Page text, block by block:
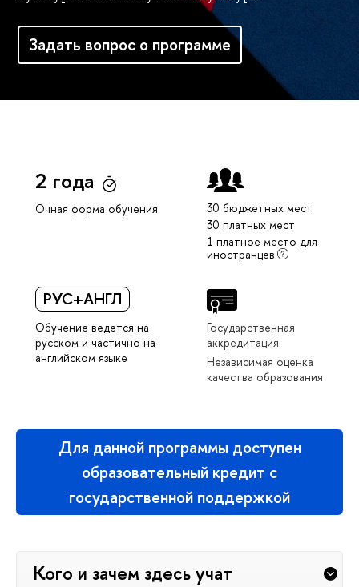
Задать вопрос о программе
2 года
Очная форма обучения
30 бюджетных мест
30 платных мест
1 платное место для
иностранцев
РУС+АНГЛ
Обучение ведется на
русском и частично на
английском языке
Государственная
аккредитация
Независимая оценка
качества образования
Для данной программы доступен
образовательный кредит с
государственной поддержкой
Кого и зачем здесь учат